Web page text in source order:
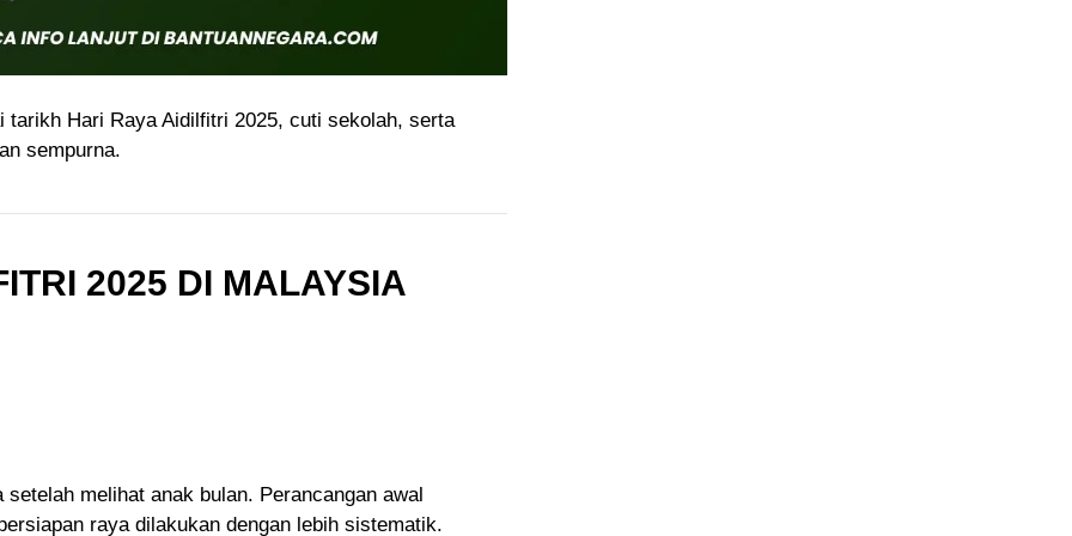
Hari Raya Aidilfitri 2025, cuti sekolah, serta
sempurna.
2025 DI MALAYSIA
melihat anak bulan. Perancangan awal
raya dilakukan dengan lebih sistematik.